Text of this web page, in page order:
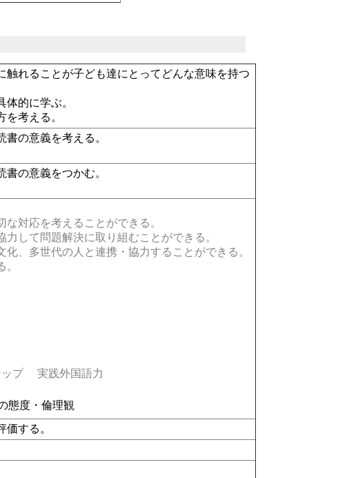
れることが子ども達にとってどんな意味を持つ
的に学ぶ。
考える。
の意義を考える。
の意義をつかむ。
対応を考えることができる。
して問題解決に取り組むことができる。
、多世代の人と連携・協力することができる。
プ
実践外国語力
態度・倫理観
する。